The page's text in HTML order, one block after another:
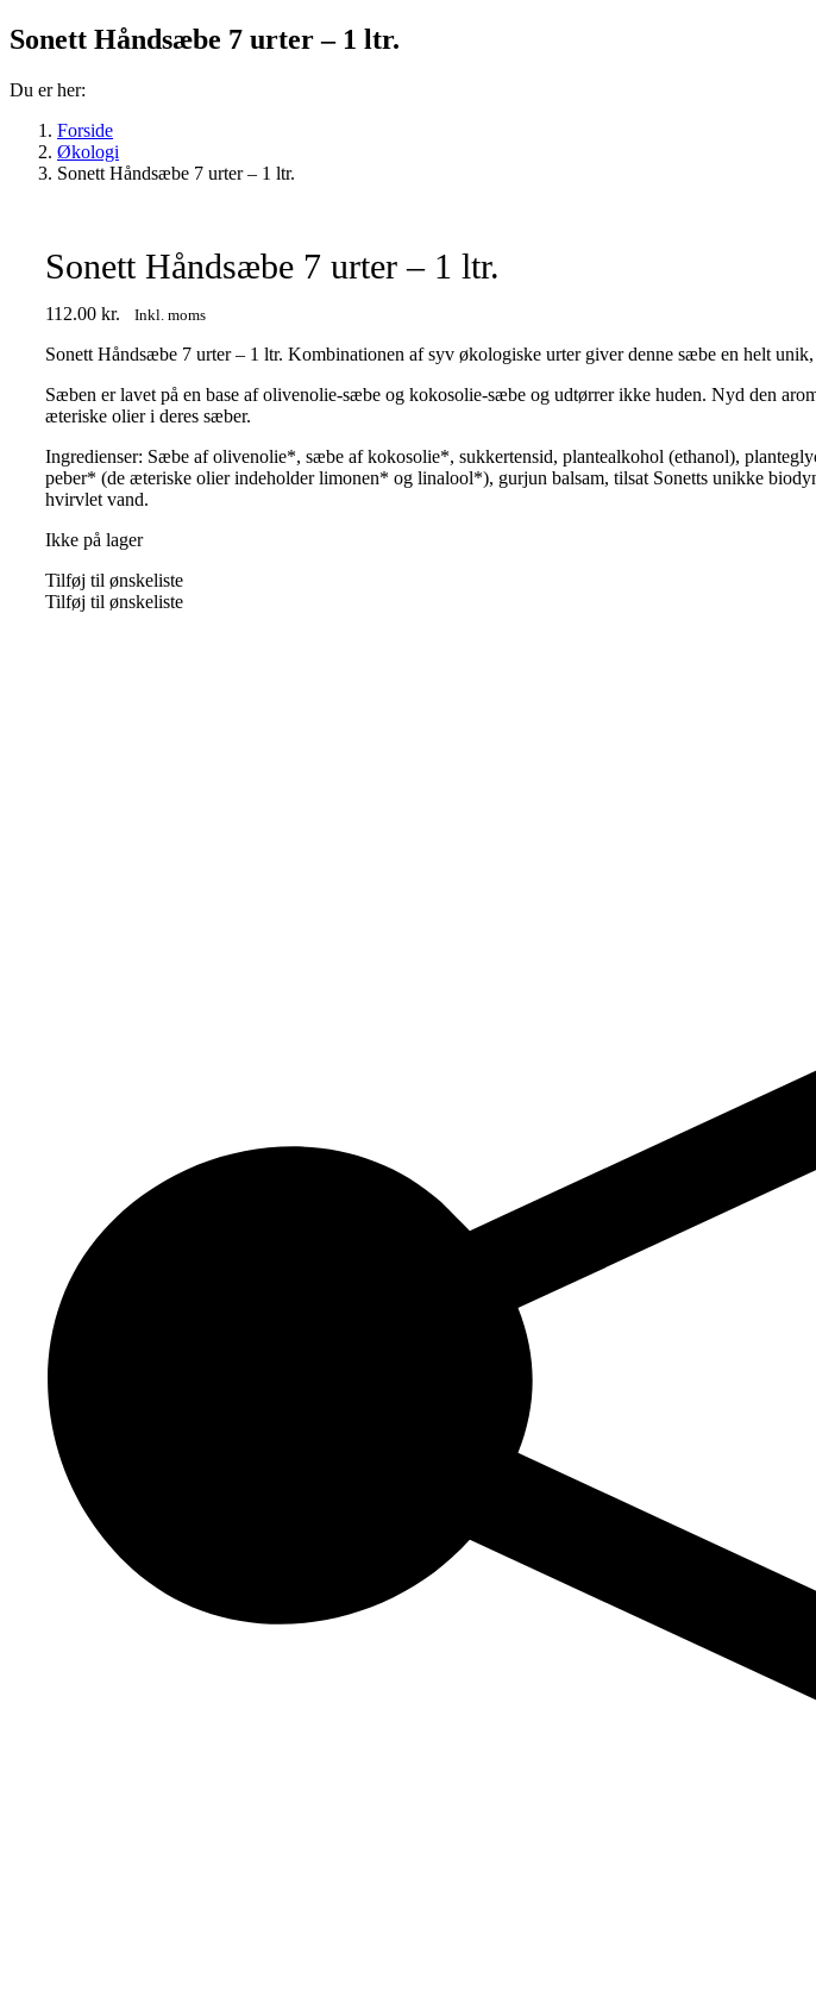
Sonett Håndsæbe 7 urter – 1 ltr.
Du er her:
Forside
Økologi
Sonett Håndsæbe 7 urter – 1 ltr.
Sonett Håndsæbe 7 urter – 1 ltr.
112.00 kr. Inkl. moms
Sonett Håndsæbe 7 urter – 1 ltr. Kombinationen af syv økologiske urter giver denne sæbe en helt
Sæben er lavet på en base af olivenolie-sæbe og kokosolie-sæbe og udtørrer ikke huden. Nyd den
æteriske olier i deres sæber.
Ingredienser: Sæbe af olivenolie*, sæbe af kokosolie*, sukkertensid, plantealkohol (ethanol),
peber* (de æteriske olier indeholder limonen* og linalool*), gurjun balsam, tilsat Sonetts unikke
hvirvlet vand.
Ikke på lager
Tilføj til ønskeliste
Tilføj til ønskeliste